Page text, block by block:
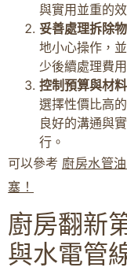
與實用並重的效
妥善處理拆除物
地小心操作，
少後續處理費
控制預算與材料
選擇性價比高
良好的溝通與
行。
可以參考 廚房水管
塞！
廚房翻新
與水電管